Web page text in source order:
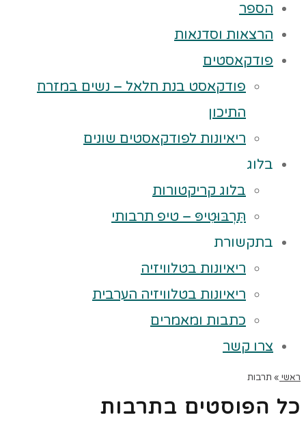
הספר
הרצאות וסדנאות
פודקאסטים
פודקאסט בנת חלאל – נשים במזרח
התיכון
ריאיונות לפודקאסטים שונים
בלוג
בלוג קריקטורות
תַּרְבּוּטִיפּ – טיפ תרבותי
בתקשורת
ריאיונות בטלוויזיה
ריאיונות בטלוויזיה הערבית
כתבות ומאמרים
צרו קשר
ראשי » תרבות
כל הפוסטים בתרבות